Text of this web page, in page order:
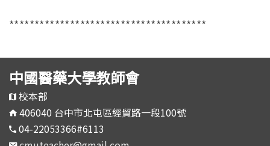
***************************************
中國醫藥大學教師會
校本部
406040 台中市北屯區經貿路一段100號
04-22053366#6113